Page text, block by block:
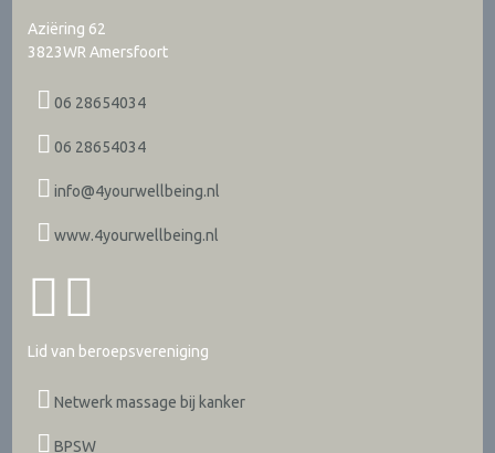
Aziëring 62
3823WR Amersfoort
06 28654034
06 28654034
info@4yourwellbeing.nl
www.4yourwellbeing.nl
Lid van beroepsvereniging
Netwerk massage bij kanker
BPSW